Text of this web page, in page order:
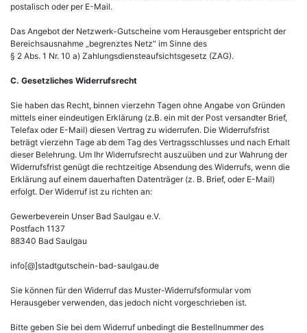
postalisch oder per E-Mail.
Das Angebot der Netzwerk-Gutscheine vom Herausgeber entspricht der
Bereichsausnahme „begrenztes Netz“ im Sinne des
§ 2 Abs. 1 Nr. 10 a) Zahlungsdiensteaufsichtsgesetz (ZAG).
C. Gesetzliches Widerrufsrecht
Sie haben das Recht, binnen vierzehn Tagen ohne Angabe von Gründen
mittels einer eindeutigen Erklärung (z.B. ein mit der Post versandter Brief,
Telefax oder E-Mail) diesen Vertrag zu widerrufen. Die Widerrufsfrist
beträgt vierzehn Tage ab dem Tag des Vertragsschlusses und nach Erhalt
dieser Belehrung. Um Ihr Widerrufsrecht auszuüben und zur Wahrung der
Widerrufsfrist genügt die rechtzeitige Absendung des Widerrufs, wenn die
Erklärung auf einem dauerhaften Datenträger (z. B. Brief, oder E-Mail)
erfolgt. Der Widerruf ist zu richten an:
Gewerbeverein Unser Bad Saulgau e.V.
Postfach 1137
88340 Bad Saulgau
info[@]stadtgutschein-bad-saulgau.de
Sie können für den Widerruf das Muster-Widerrufsformular vom
Herausgeber verwenden, das jedoch nicht vorgeschrieben ist.
Bitte geben Sie bei dem Widerruf unbedingt die Bestellnummer des